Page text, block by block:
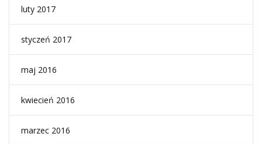
luty 2017
styczeń 2017
maj 2016
kwiecień 2016
marzec 2016